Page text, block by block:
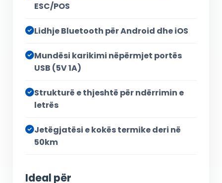
ESC/POS
Lidhje Bluetooth për Android dhe iOS
Mundësi karikimi nëpërmjet portës
USB (5V 1A)
Strukturë e thjeshtë për ndërrimin e
letrës
Jetëgjatësi e kokës termike deri në
50km
Ideal për